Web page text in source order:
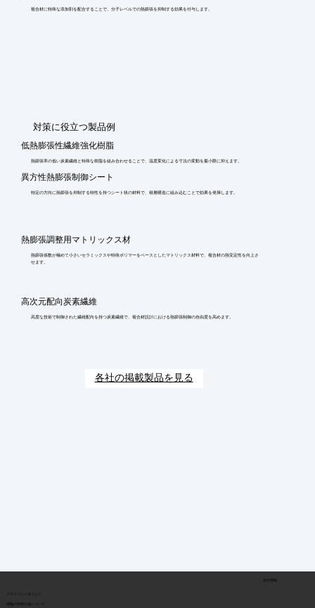
複合材に特殊な添加剤を配合することで、分子レベルでの熱膨張を抑制する効果を付与します。
​対策に役立つ製品例
低熱膨張性繊維強化樹脂
熱膨張率の低い炭素繊維と特殊な樹脂を組み合わせることで、温度変化による寸法の変動を最小限に抑えます。
異方性熱膨張制御シート
特定の方向に熱膨張を抑制する特性を持つシート状の材料で、積層構造に組み込むことで効果を発揮します。
熱膨張調整用マトリックス材
熱膨張係数が極めて小さいセラミックスや特殊ポリマーをベースとしたマトリックス材料で、複合材の熱安定性を向上さ
せます。
高次元配向炭素繊維
高度な技術で制御された繊維配向を持つ炭素繊維で、複合材設計における熱膨張制御の自由度を高めます。
各社の掲載製品を見る
​情報の外部伝達について
会社情報